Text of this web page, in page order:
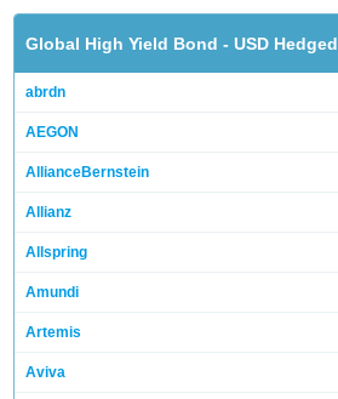
Global High Yield Bond - USD Hedged
abrdn
AEGON
AllianceBernstein
Allianz
Allspring
Amundi
Artemis
Aviva